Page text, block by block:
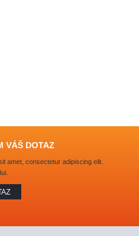
VÁŠ DOTAZ
amet, consectetur adipiscing elit.